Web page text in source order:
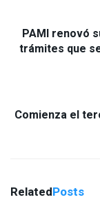
PAMI renovó
trámites que
Comienza el
RelatedPosts